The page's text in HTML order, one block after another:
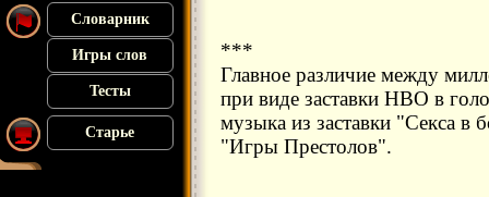
Словарник
Игры слов
Тесты
Старье
***
Главное различие между
при виде заставки HBO в
музыка из заставки "Секса
"Игры Престолов".